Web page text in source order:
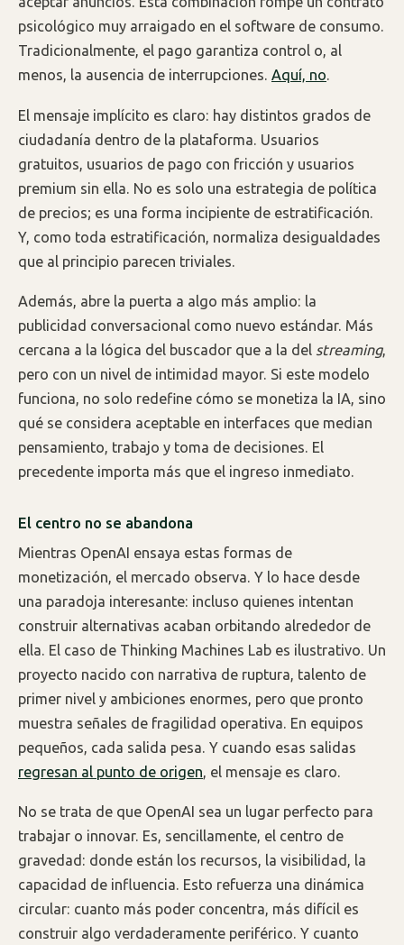
psicológico muy arraigado en el software de consumo.
Tradicionalmente, el pago garantiza control o, al
menos, la ausencia de interrupciones. Aquí, no.
El mensaje implícito es claro: hay distintos grados de
ciudadanía dentro de la plataforma. Usuarios
gratuitos, usuarios de pago con fricción y usuarios
premium sin ella. No es solo una estrategia de política
de precios; es una forma incipiente de estratificación.
Y, como toda estratificación, normaliza desigualdades
que al principio parecen triviales.
Además, abre la puerta a algo más amplio: la
publicidad conversacional como nuevo estándar. Más
cercana a la lógica del buscador que a la del streaming,
pero con un nivel de intimidad mayor. Si este modelo
funciona, no solo redefine cómo se monetiza la IA, sino
qué se considera aceptable en interfaces que median
pensamiento, trabajo y toma de decisiones. El
precedente importa más que el ingreso inmediato.
El centro no se abandona
Mientras OpenAI ensaya estas formas de
monetización, el mercado observa. Y lo hace desde
una paradoja interesante: incluso quienes intentan
construir alternativas acaban orbitando alrededor de
ella. El caso de Thinking Machines Lab es ilustrativo. Un
proyecto nacido con narrativa de ruptura, talento de
primer nivel y ambiciones enormes, pero que pronto
muestra señales de fragilidad operativa. En equipos
pequeños, cada salida pesa. Y cuando esas salidas
regresan al punto de origen, el mensaje es claro.
No se trata de que OpenAI sea un lugar perfecto para
trabajar o innovar. Es, sencillamente, el centro de
gravedad: donde están los recursos, la visibilidad, la
capacidad de influencia. Esto refuerza una dinámica
circular: cuanto más poder concentra, más difícil es
construir algo verdaderamente periférico. Y cuanto